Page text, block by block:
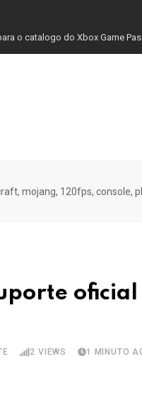
o catalogo do Xbox Game
mojang, 120fps, console,
oficial
2 VIEWS 1 MINUTO